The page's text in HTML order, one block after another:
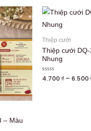
– Màu
Thiệp cưới
Thiệp cưới
Nhung
Được
xếp
4.700₫ – 6.500